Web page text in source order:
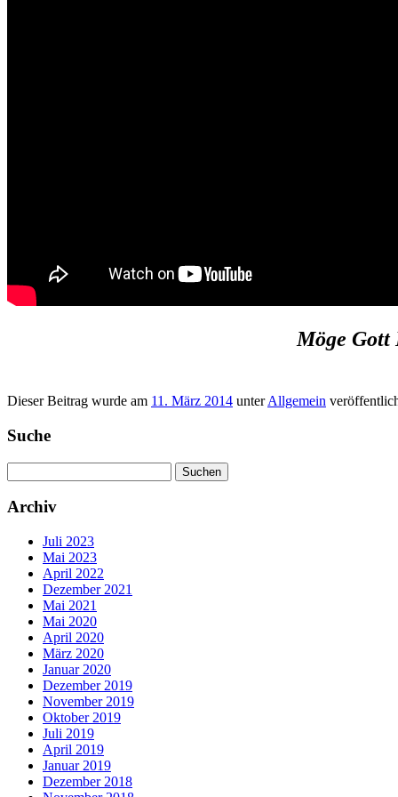
Möge Gott
Dieser Beitrag wurde am 11. März 2014 unterAllgemein
Suche
nach:
Archiv
Juli 2023
Mai 2023
April 2022
Dezember 2021
Mai 2021
Mai 2020
April 2020
März 2020
Januar 2020
Dezember 2019
November 2019
Oktober 2019
Juli 2019
April 2019
Januar 2019
Dezember 2018